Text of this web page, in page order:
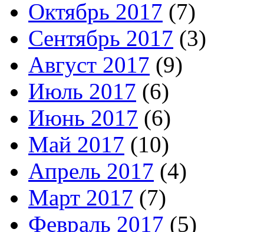
Октябрь 2017 (7)
Сентябрь 2017 (3)
Август 2017 (9)
Июль 2017 (6)
Июнь 2017 (6)
Май 2017 (10)
Апрель 2017 (4)
Март 2017 (7)
Февраль 2017 (5)